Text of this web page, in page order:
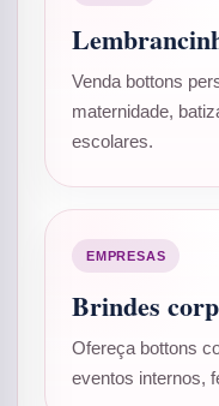
Venda bottons
maternidade,
escolares.
EMPRESAS
Brindes
Ofereça bottons
eventos internos,